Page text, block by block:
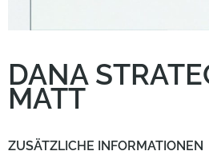
DANA
ATT
ZUSÄTZLICHE INFORMATIONEN